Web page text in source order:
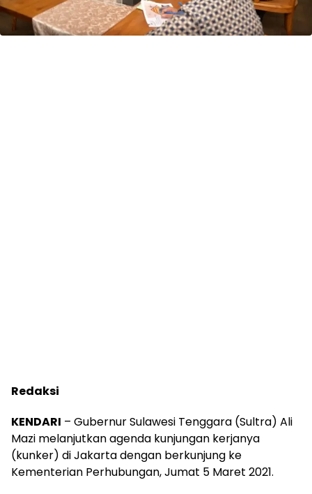
Redaksi
KENDARI – Gubernur Sulawesi Tenggara (Sultra) Ali
Mazi melanjutkan agenda kunjungan kerjanya
(kunker) di Jakarta dengan berkunjung ke
Kementerian Perhubungan, Jumat 5 Maret 2021.